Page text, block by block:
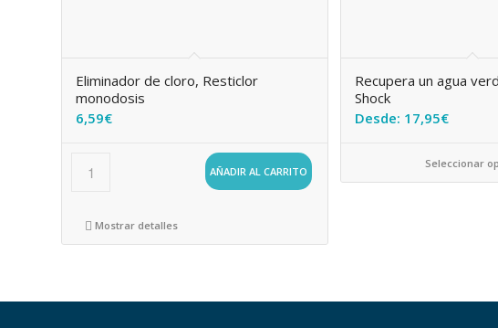
Eliminador de cloro, Resticlor
monodosis
6,59€
AÑADIR AL CARRITO
Mostrar detalles
Recupera un agua
Shock
Desde: 17,95€
Seleccionar